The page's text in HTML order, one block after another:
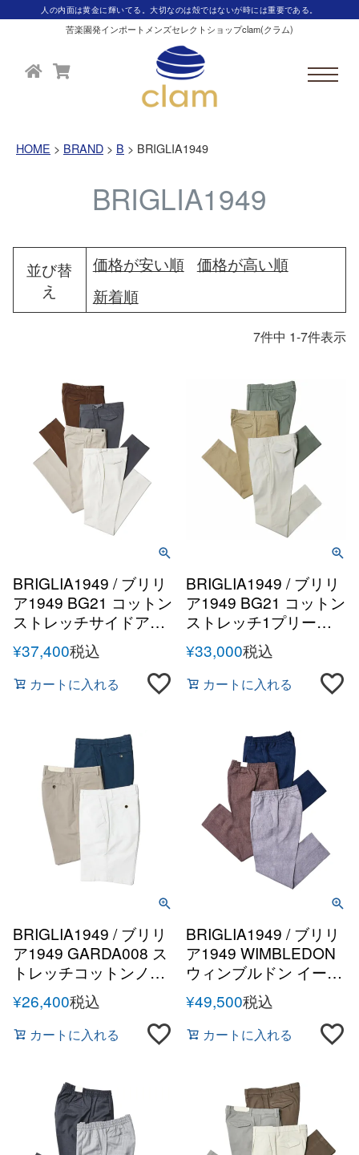
人の内面は黄金に輝いてる。大切なのは殻ではないが時には重要である。
苦楽園発インポートメンズセレクトショップclam(クラム)
HOME BRAND B BRIGLIA1949
BRIGLIA1949
並び替
え
価格が安い順
価格が高い順
新着順
7件中 1-7件表示
BRIGLIA1949 / ブリリ
ア1949 BG21 コットン
ストレッチサイドアジ
ャスター1プリーツテ
ーパードパンツ
¥37,400税込
カートに入れる
BRIGLIA1949 / ブリリ
ア1949 BG21 コットン
ストレッチ1プリーツ
テーパードパンツ
¥33,000税込
カートに入れる
BRIGLIA1949 / ブリリ
ア1949 GARDA008 ス
トレッチコットンノー
プリーツショーツ
¥26,400税込
カートに入れる
BRIGLIA1949 / ブリリ
ア1949 WIMBLEDON
ウィンブルドン イージ
ーケアリネン1プリー
ツテーパードシャーリ
ングパンツ
¥49,500税込
カートに入れる